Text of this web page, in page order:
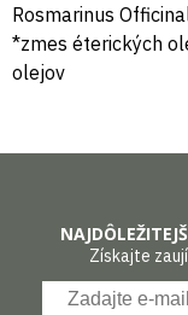
Rosmarinus
*zmes éterických
olejov
Získajte